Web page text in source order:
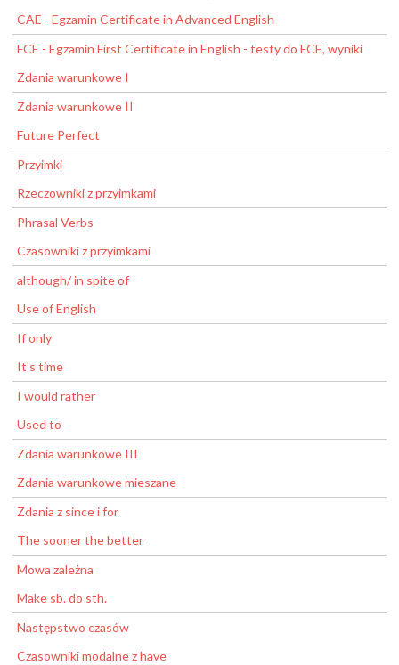
CAE - Egzamin Certificate in Advanced English
FCE - Egzamin First Certificate in English - testy do FCE, wyniki
Zdania warunkowe I
Zdania warunkowe II
Future Perfect
Przyimki
Rzeczowniki z przyimkami
Phrasal Verbs
Czasowniki z przyimkami
although/ in spite of
Use of English
If only
It's time
I would rather
Used to
Zdania warunkowe III
Zdania warunkowe mieszane
Zdania z since i for
The sooner the better
Mowa zależna
Make sb. do sth.
Następstwo czasów
Czasowniki modalne z have